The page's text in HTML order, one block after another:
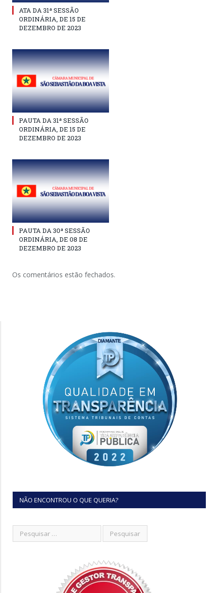
ATA DA 31ª SESSÃO
ORDINÁRIA, DE 15 DE
DEZEMBRO DE 2023
PAUTA DA 31ª SESSÃO
ORDINÁRIA, DE 15 DE
DEZEMBRO DE 2023
PAUTA DA 30ª SESSÃO
ORDINÁRIA, DE 08 DE
DEZEMBRO DE 2023
Os comentários estão fechados.
NÃO ENCONTROU O QUE QUERIA?